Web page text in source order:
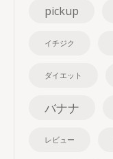
pickup
イチジク
ダイエット
バナナ
レビュー